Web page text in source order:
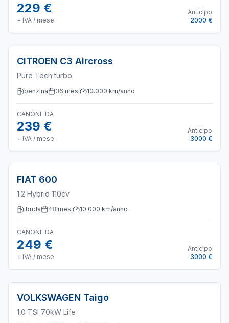
229 €
+ IVA / mese
Anticipo
2000 €
CITROEN C3 Aircross
Pure Tech turbo
benzina 36 mesi 10.000 km/anno
CANONE DA
239 €
+ IVA / mese
Anticipo
3000 €
FIAT 600
1.2 Hybrid 110cv
ibrida 48 mesi 10.000 km/anno
CANONE DA
249 €
+ IVA / mese
Anticipo
3000 €
VOLKSWAGEN Taigo
1.0 TSI 70kW Life